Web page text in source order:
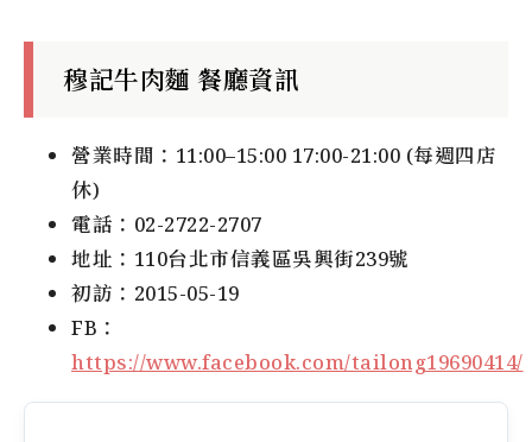
穆記牛肉麵 餐廳資訊
營業時間：11:00–15:00 17:00-21:00 (每週四店
休)
電話：02-2722-2707
地址：110台北市信義區吳興街239號
初訪：2015-05-19
FB：
https://www.facebook.com/tailong19690414/